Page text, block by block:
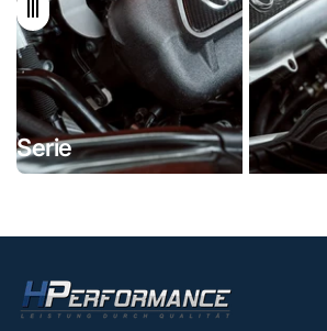
Serie
HPerformance